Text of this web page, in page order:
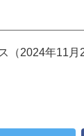
（2024年11月